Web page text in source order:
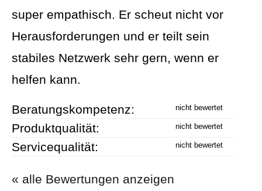
super empathisch. Er scheut nicht vor
Herausforderungen und er teilt sein
stabiles Netzwerk sehr gern, wenn er
helfen kann.
Beratungskompetenz:
Produktqualität:
Servicequalität:
« alle Bewertungen anzeigen